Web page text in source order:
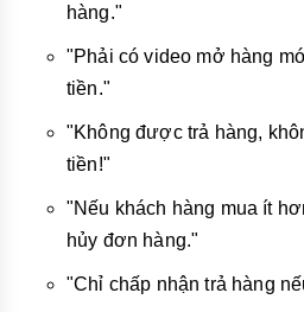
hàng."
"Phải có video mở hàng
tiền."
"Không được trả hàng,
tiền!"
"Nếu khách hàng mua ít
hủy đơn hàng."
"Chỉ chấp nhận trả hàng